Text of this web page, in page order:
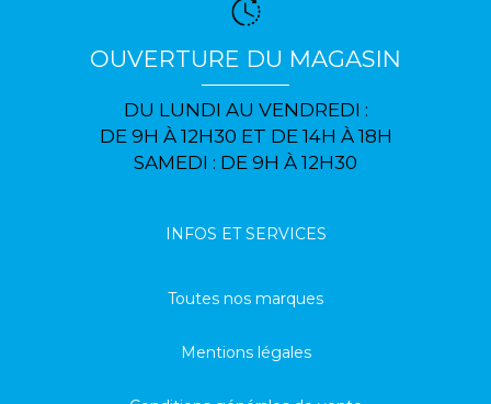
OUVERTURE DU MAGASIN
DU LUNDI AU VENDREDI :
DE 9H À 12H30 ET DE 14H À 18H
SAMEDI : DE 9H À 12H30
INFOS ET SERVICES
Toutes nos marques
Mentions légales